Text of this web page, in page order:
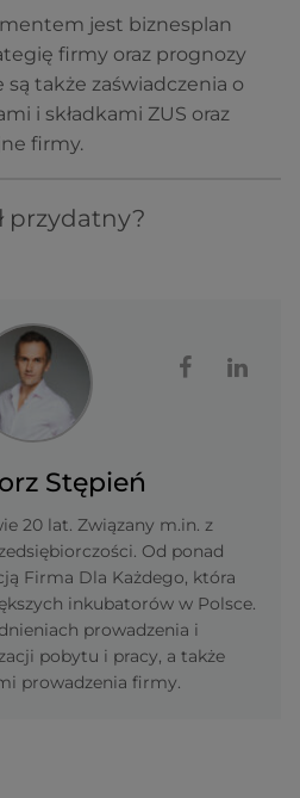
jest biznesplan
firmy oraz prognozy
także zaświadczenia o
i składkami ZUS oraz
firmy.
przydatny?
Stępień
20 lat. Związany m.in. z
Od ponad
Firma Dla Każdego, która
inkubatorów w Polsce.
prowadzenia i
pobytu i pracy, a także
prowadzenia firmy.